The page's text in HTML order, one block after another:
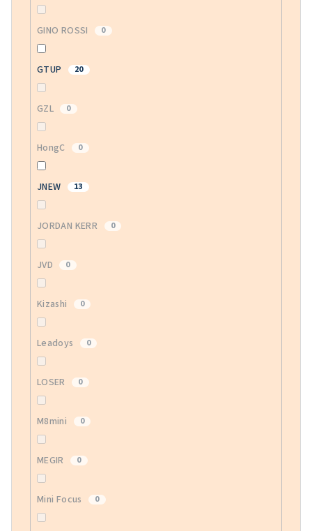
GINO ROSSI 0
GTUP 20
GZL 0
HongC 0
JNEW 13
JORDAN KERR 0
JVD 0
Kizashi 0
Leadoys 0
LOSER 0
M8mini 0
MEGIR 0
Mini Focus 0